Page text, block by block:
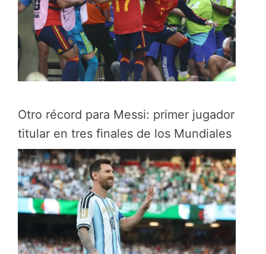
Otro récord para Messi: primer jugador
titular en tres finales de los Mundiales